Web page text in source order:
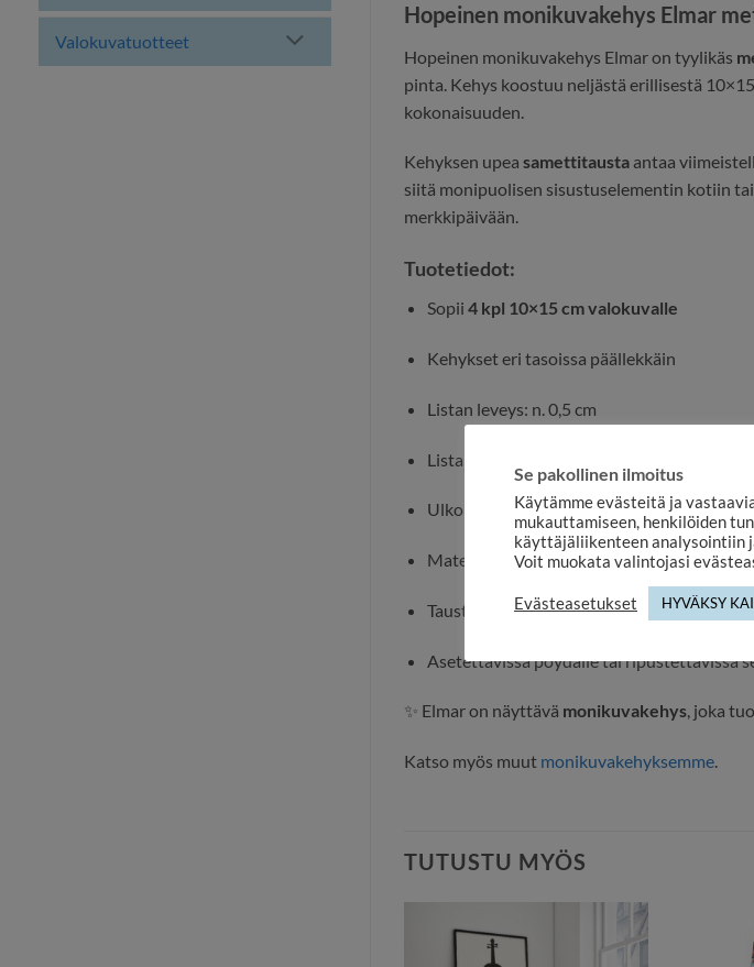
Valokuvatuotteet
Hopeinen monikuvakehys Elmar
Hopeinen monikuvakehys Elmar on tyylikäs
pinta. Kehys koostuu neljästä erillisestä
kokonaisuuden.
Kehyksen upea samettitausta antaa
siitä monipuolisen sisustuselementin kotiin
merkkipäivään.
Tuotetiedot:
Sopii 4 kpl 10×15 cm valokuvalle
Kehykset eri tasoissa päällekkäin
Listan leveys: n. 0,5 cm
Listan korkeus: n. 1,5 cm
Ulkomitta: n. 25 × 25 cm
Materiaali: metalli, hopean kiiltävä pinta
Tausta: sametti
Asetettavissa pöydälle tai ripustettavissa
✨ Elmar on näyttävä monikuvakehys, joka
Katso myös muut monikuvakehyksemme.
TUTUSTU MYÖS
Se pakollinen ilmoitus
Käytämme evästeitä ja
mukauttamiseen, henkilöiden
käyttäjäliikenteen analysointiin
Voit muokata valintojasi
Evästeasetukset HYVÄKSY